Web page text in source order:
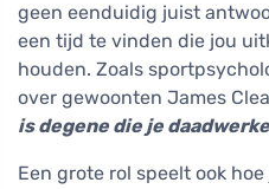
geen eenduidig juist
een tijd te vinden die jou
houden. Zoals
over gewoonten James
is degene die je
Een grote rol speelt ook